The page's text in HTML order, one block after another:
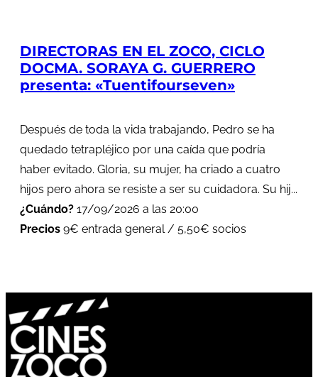
DIRECTORAS EN EL ZOCO, CICLO
DOCMA. SORAYA G. GUERRERO
presenta: «Tuentifourseven»
Después de toda la vida trabajando, Pedro se ha
quedado tetrapléjico por una caída que podría
haber evitado. Gloria, su mujer, ha criado a cuatro
hijos pero ahora se resiste a ser su cuidadora. Su hij...
¿Cuándo? 17/09/2026 a las 20:00
Precios 9€ entrada general / 5,50€ socios